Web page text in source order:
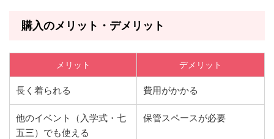
購入のメリット・デメリット
メリット デメリット
長く着られる 費用がかかる
他のイベント（入学式・七
五三）でも使える
保管スペースが必要